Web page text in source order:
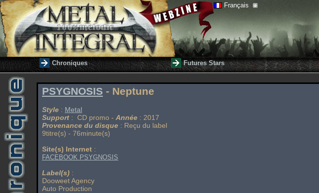
Français
Chroniques Futures Stars
PSYGNOSIS - Neptune
Style : Metal
Support : CD promo - Année : 2017
Provenance du disque : Reçu du label
9titre(s) - 76minute(s)
Site(s) Internet :
FACEBOOK PSYGNOSIS
Label(s) :
Dooweet Agency
Auto Production